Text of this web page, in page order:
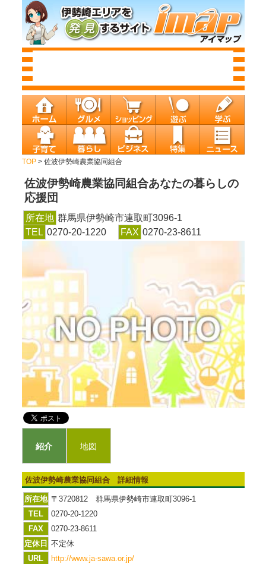
TOP> 佐波伊勢崎農業協同組合
佐波伊勢崎農業協同組合あなたの暮らしの
応援団
所在地 群馬県伊勢崎市連取町3096-1
TEL 0270-20-1220 FAX 0270-23-8611
紹介 地図
佐波伊勢崎農業協同組合 詳細情報
所在地 〒3720812 群馬県伊勢崎市連取町3096-1
TEL
0270-20-1220
FAX
0270-23-8611
定休日 不定休
URL
http://www.ja-sawa.or.jp/